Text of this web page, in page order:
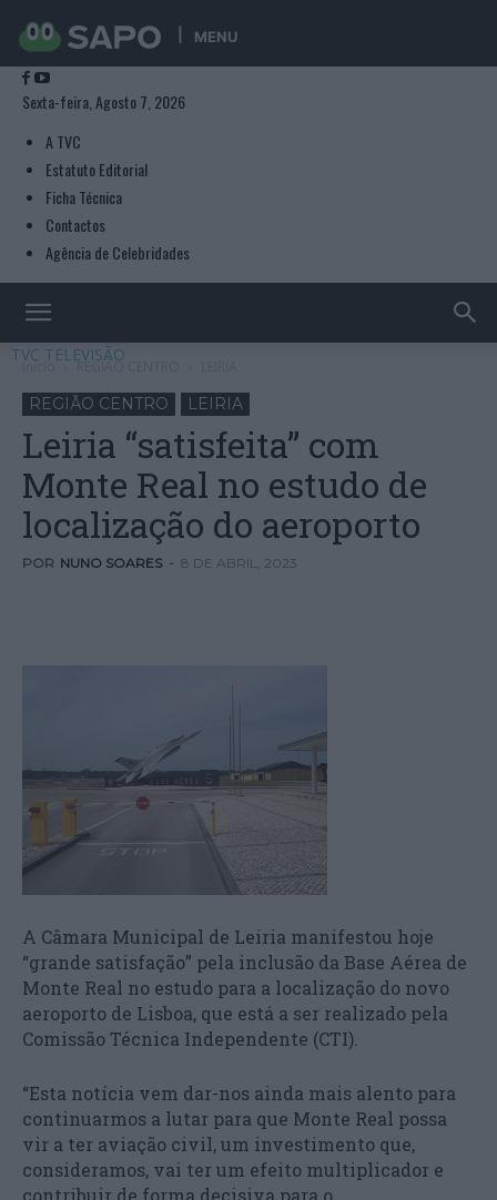
MENU
Sexta-feira, Agosto 7, 2026
A TVC
Estatuto Editorial
Ficha Técnica
Contactos
Agência de Celebridades
TVC TELEVISÃO
Início REGIÃO CENTRO
REGIÃO CENTRO LEIRIA
Leiria “satisfeita” com
Monte Real no estudo de
localização do aeroporto
POR NUNO SOARES - 8 DE ABRIL, 2023
A Câmara Municipal de Leiria manifestou hoje
“grande satisfação” pela inclusão da Base Aérea de
Monte Real no estudo para a localização do novo
aeroporto de Lisboa, que está a ser realizado pela
Comissão Técnica Independente (CTI).
“Esta notícia vem dar-nos ainda mais alento para
continuarmos a lutar para que Monte Real possa
vir a ter aviação civil, um investimento que,
consideramos, vai ter um efeito multiplicador e
contribuir de forma decisiva para o